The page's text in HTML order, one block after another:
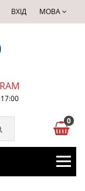
МОВА
ВХІД
0